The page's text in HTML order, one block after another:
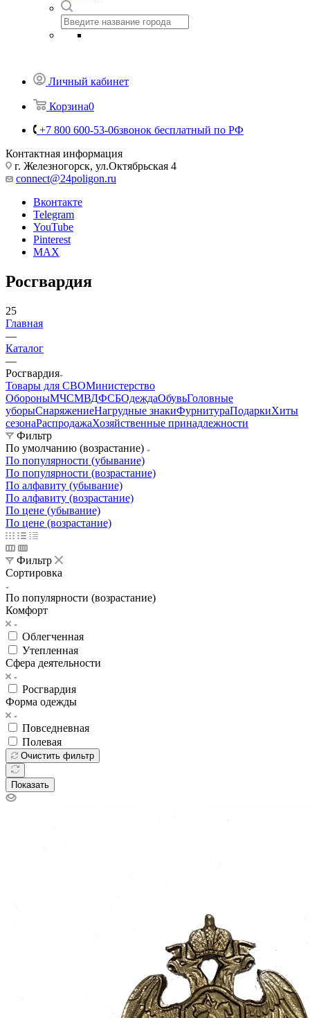
Личный кабинет
Корзина0
+7 800 600-53-06звонок бесплатный по РФ
Контактная информация
г. Железногорск, ул.Октябрьская 4
connect@24poligon.ru
Вконтакте
Telegram
YouTube
Pinterest
MAX
Росгвардия
25
Главная
—
Каталог
—
Росгвардия
Товары для СВОМинистерство
ОбороныМЧСМВДФСБОдеждаОбувьГоловные
уборыСнаряжениеНагрудные знакиФурнитураПодаркиХиты
сезонаРаспродажаХозяйственные принадлежности
Фильтр
По умолчанию (возрастание)
По популярности (убывание)
По популярности (возрастание)
По алфавиту (убывание)
По алфавиту (возрастание)
По цене (убывание)
По цене (возрастание)
Фильтр
Сортировка
По популярности (возрастание)
Комфорт
Облегченная
Утепленная
Сфера деятельности
Росгвардия
Форма одежды
Повседневная
Полевая
Очистить фильтр
Показать